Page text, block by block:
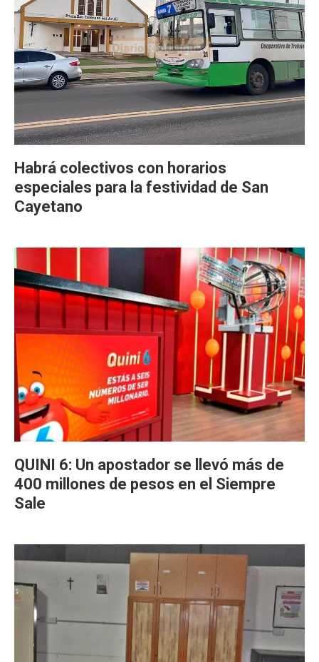
Habrá colectivos con horarios
especiales para la festividad de San
Cayetano
QUINI 6: Un apostador se llevó más de
400 millones de pesos en el Siempre
Sale